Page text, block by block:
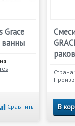
Grace
ванны
Сравнить
Страна:
В